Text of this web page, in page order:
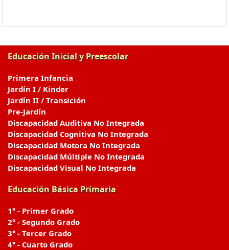
Educación Inicial y Preescolar
Primera Infancia
Jardín I / Kinder
Jardín II / Transición
Pre-Jardín
Discapacidad Auditiva No Integrada
Discapacidad Cognitiva No Integrada
Discapacidad Motora No Integrada
Discapacidad Múltiple No Integrada
Discapacidad Visual No Integrada
Educación Básica Primaria
1° - Primer Grado
2° - Segundo Grado
3° - Tercer Grado
4° - Cuarto Grado